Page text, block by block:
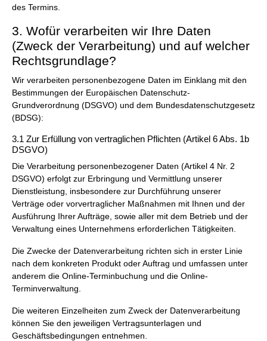
des Termins.
3. Wofür verarbeiten wir Ihre Daten
(Zweck der Verarbeitung) und auf welcher
Rechtsgrundlage?
Wir verarbeiten personenbezogene Daten im Einklang mit den
Bestimmungen der Europäischen Datenschutz-
Grundverordnung (DSGVO) und dem Bundesdatenschutzgesetz
(BDSG):
3.1 Zur Erfüllung von vertraglichen Pflichten (Artikel 6 Abs. 1b
DSGVO)
Die Verarbeitung personenbezogener Daten (Artikel 4 Nr. 2
DSGVO) erfolgt zur Erbringung und Vermittlung unserer
Dienstleistung, insbesondere zur Durchführung unserer
Verträge oder vorvertraglicher Maßnahmen mit Ihnen und der
Ausführung Ihrer Aufträge, sowie aller mit dem Betrieb und der
Verwaltung eines Unternehmens erforderlichen Tätigkeiten.
Die Zwecke der Datenverarbeitung richten sich in erster Linie
nach dem konkreten Produkt oder Auftrag und umfassen unter
anderem die Online-Terminbuchung und die Online-
Terminverwaltung.
Die weiteren Einzelheiten zum Zweck der Datenverarbeitung
können Sie den jeweiligen Vertragsunterlagen und
Geschäftsbedingungen entnehmen.